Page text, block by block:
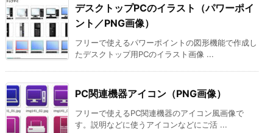
デスクトップPCのイラスト（パワーポイ
ント／PNG画像）
フリーで使えるパワーポイントの図形機能で作成し
たデスクトップ用PCのイラスト画像 ...
PC関連機器アイコン（PNG画像）
フリーで使えるPC関連機器のアイコン風画像で
す。説明などに使うアイコンなどにご活 ...